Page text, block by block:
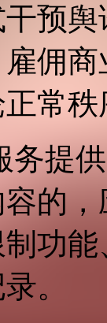
预
佣
常
务提
的
功
。